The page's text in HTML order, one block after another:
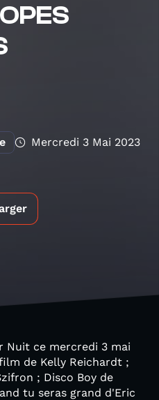
Mercredi 3 Mai 2023
Nuit ce mercredi 3 mai
de Kelly Reichardt ;
; Disco Boy de
tu seras grand d'Eric